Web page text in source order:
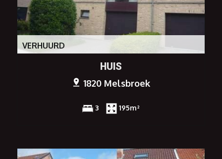
VERHUURD
HUIS
1820 Melsbroek
3 195m²